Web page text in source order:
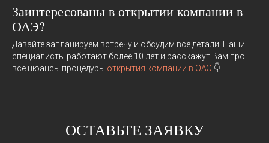
Заинтересованы в открытии компании в
ОАЭ?
Давайте запланируем встречу и обсудим все детали. Наши
специалисты работают более 10 лет и расскажут Вам про
все нюансы процедуры открытия компании в ОАЭ 👇
ОСТАВЬТЕ ЗАЯВКУ